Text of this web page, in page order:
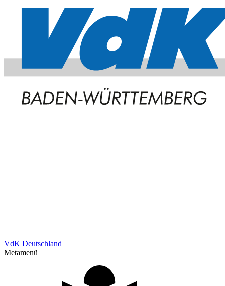
VdK Deutschland
Metamenü